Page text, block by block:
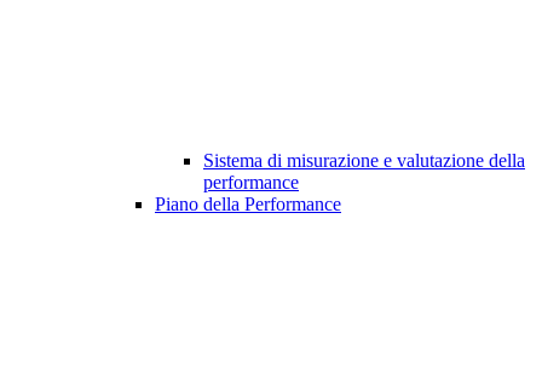
Sistema di misurazione e valutazione della
performance
Piano della Performance